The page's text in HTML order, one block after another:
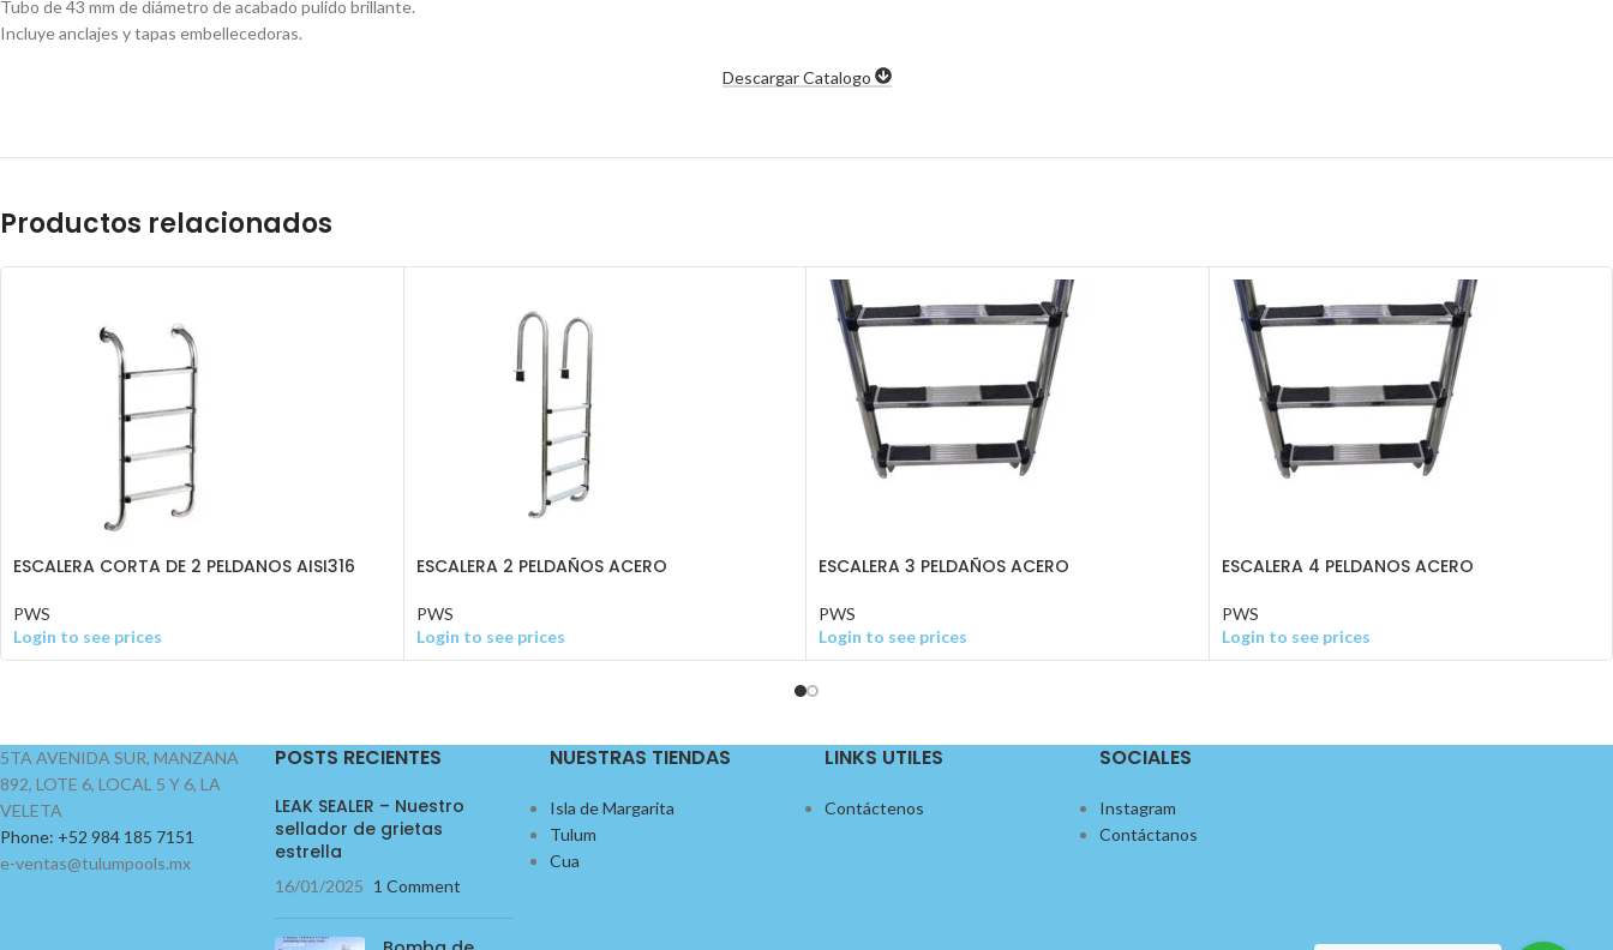
Tubo de 43 mm de diámetro de acabado pulido brillante.
Incluye anclajes y tapas embellecedoras.
Descargar Catalogo
Productos relacionados
ESCALERA CORTA DE 2 PELDANOS AISI316
PWS
Login to see prices
ESCALERA 2 PELDAÑOS ACERO
PWS
Login to see prices
ESCALERA 3 PELDAÑOS ACERO
PWS
Login to see prices
ESCALERA 4 PELDANOS ACERO
PWS
Login to see prices
5TA AVENIDA SUR, MANZANA
892, LOTE 6, LOCAL 5 Y 6, LA
VELETA
Phone: +52 984 185 7151
e-ventas@tulumpools.mx
POSTS RECIENTES
LEAK SEALER – Nuestro
sellador de grietas
estrella
16/01/2025 1 Comment
NUESTRAS TIENDAS
Isla de Margarita
Tulum
Cua
LINKS UTILES
Contáctenos
SOCIALES
Instagram
Contáctanos